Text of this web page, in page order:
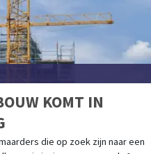
KOMT IN
die op zoek zijn naar een